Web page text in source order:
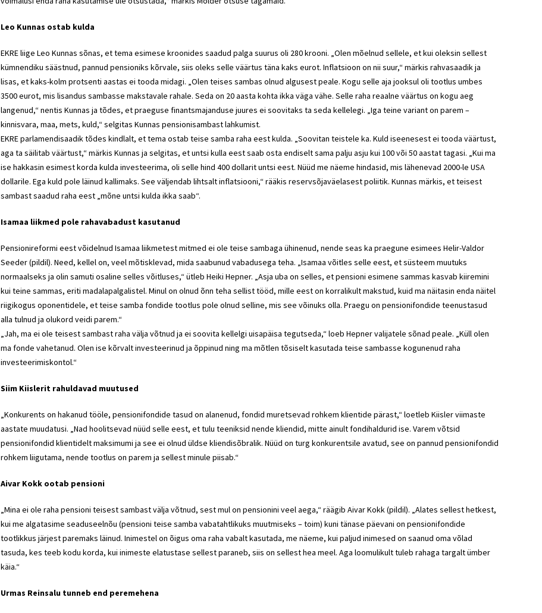
Leo Kunnas ostab kulda
EKRE liige Leo Kunnas sõnas, et tema esimese kroonides saadud palga suurus oli 280 krooni. „Olen mõelnud sellele, et kui oleksin sellest
kümnendiku säästnud, pannud pensioniks kõrvale, siis oleks selle väärtus täna kaks eurot. Inflatsioon on nii suur,“ märkis rahvasaadik ja
lisas, et kaks-kolm protsenti aastas ei tooda midagi. „Olen teises sambas olnud algusest peale. Kogu selle aja jooksul oli tootlus umbes
3500 eurot, mis lisandus sambasse makstavale rahale. Seda on 20 aasta kohta ikka väga vähe. Selle raha reaalne väärtus on kogu aeg
langenud,“ nentis Kunnas ja tõdes, et praeguse finantsmajanduse juures ei soovitaks ta seda kellelegi. „Iga teine variant on parem –
kinnisvara, maa, mets, kuld,“ selgitas Kunnas pensionisambast lahkumist.
EKRE parlamendisaadik tõdes kindlalt, et tema ostab teise samba raha eest kulda. „Soovitan teistele ka. Kuld iseenesest ei tooda väärtust,
aga ta säilitab väärtust,“ märkis Kunnas ja selgitas, et untsi kulla eest saab osta endiselt sama palju asju kui 100 või 50 aastat tagasi. „Kui ma
ise hakkasin esimest korda kulda investeerima, oli selle hind 400 dollarit untsi eest. Nüüd me näeme hindasid, mis lähenevad 2000-le USA
dollarile. Ega kuld pole läinud kallimaks. See väljendab lihtsalt inflatsiooni,“ rääkis reservsõjaväelasest poliitik. Kunnas märkis, et teisest
sambast saadud raha eest „mõne untsi kulda ikka saab“.
Isamaa liikmed pole rahavabadust kasutanud
Pensionireformi eest võidelnud Isamaa liikmetest mitmed ei ole teise sambaga ühinenud, nende seas ka praegune esimees Helir-Valdor
Seeder (pildil). Need, kellel on, veel mõtisklevad, mida saabunud vabadusega teha. „Isamaa võitles selle eest, et süsteem muutuks
normaalseks ja olin samuti osaline selles võitluses,“ ütleb Heiki Hepner. „Asja uba on selles, et pensioni esimene sammas kasvab kiiremini
kui teine sammas, eriti madalapalgalistel. Minul on olnud õnn teha sellist tööd, mille eest on korralikult makstud, kuid ma näitasin enda näitel
riigikogus oponentidele, et teise samba fondide tootlus pole olnud selline, mis see võinuks olla. Praegu on pensionifondide teenustasud
alla tulnud ja olukord veidi parem.“
„Jah, ma ei ole teisest sambast raha välja võtnud ja ei soovita kellelgi uisapäisa tegutseda,“ loeb Hepner valijatele sõnad peale. „Küll olen
ma fonde vahetanud. Olen ise kõrvalt investeerinud ja õppinud ning ma mõtlen tõsiselt kasutada teise sambasse kogunenud raha
investeerimiskontol.“
Siim Kiislerit rahuldavad muutused
„Konkurents on hakanud tööle, pensionifondide tasud on alanenud, fondid muretsevad rohkem klientide pärast,“ loetleb Kiisler viimaste
aastate muudatusi. „Nad hoolitsevad nüüd selle eest, et tulu teeniksid nende kliendid, mitte ainult fondihaldurid ise. Varem võtsid
pensionifondid klientidelt maksimumi ja see ei olnud üldse kliendisõbralik. Nüüd on turg konkurentsile avatud, see on pannud pensionifondid
rohkem liigutama, nende tootlus on parem ja sellest minule piisab.“
Aivar Kokk ootab pensioni
„Mina ei ole raha pensioni teisest sambast välja võtnud, sest mul on pensionini veel aega,“ räägib Aivar Kokk (pildil). „Alates sellest hetkest,
kui me algatasime seaduseelnõu (pensioni teise samba vabatahtlikuks muutmiseks – toim) kuni tänase päevani on pensionifondide
tootlikkus järjest paremaks läinud. Inimestel on õigus oma raha vabalt kasutada, me näeme, kui paljud inimesed on saanud oma võlad
tasuda, kes teeb kodu korda, kui inimeste elatustase sellest paraneb, siis on sellest hea meel. Aga loomulikult tuleb rahaga targalt ümber
käia.“
Urmas Reinsalu tunneb end peremehena